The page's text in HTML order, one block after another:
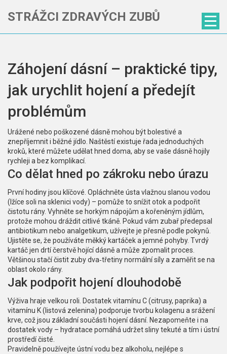
STRÁŽCI ZDRAVÝCH ZUBŮ
Záhojení dásní – praktické tipy,
jak urychlit hojení a předejít
problémům
Urážené nebo poškozené dásně mohou být bolestivé a
znepříjemnit i běžné jídlo. Naštěstí existuje řada jednoduchých
kroků, které můžete udělat hned doma, aby se vaše dásně hojily
rychleji a bez komplikací.
Co dělat hned po zákroku nebo úrazu
První hodiny jsou klíčové. Opláchněte ústa vlažnou slanou vodou
(lžíce soli na sklenici vody) – pomůže to snížit otok a podpořit
čistotu rány. Vyhněte se horkým nápojům a kořeněným jídlům,
protože mohou dráždit citlivé tkáně. Pokud vám zubař předepsal
antibiotikum nebo analgetikum, užívejte je přesně podle pokynů.
Ujistěte se, že používáte měkký kartáček a jemné pohyby. Tvrdý
kartáč jen drtí čerstvě hojící dásně a může zpomalit proces.
Většinou stačí čistit zuby dva‑třetiny normální síly a zaměřit se na
oblast okolo rány.
Jak podpořit hojení dlouhodobě
Výživa hraje velkou roli. Dostatek vitamínu C (citrusy, paprika) a
vitamínu K (listová zelenina) podporuje tvorbu kolagenu a srážení
krve, což jsou základní součásti hojení dásní. Nezapomeňte i na
dostatek vody – hydratace pomáhá udržet sliny tekuté a tím i ústní
prostředí čisté.
Pravidelně používejte ústní vodu bez alkoholu, nejlépe s